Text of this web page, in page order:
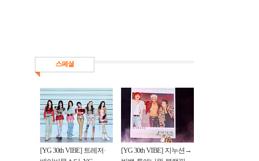
스페셜
[YG 30th VIBE] 트레저·
[YG 30th VIBE] 지누션→